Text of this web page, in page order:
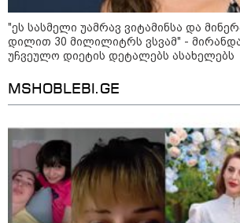
10:17 / 09-08-2026
რუსებმა
დაარტყეს,
და
10:02 / 09-08-2026
"ქართული
უწყობს
უკანონო
მაინც
"ეს სასმელი უამრავ ვიტამინსა და
დილით 30 მილილიტრს ვსვამ" -
უჩვეულო დიეტის დეტალებს ასახელებს
MSHOBLEBI.GE